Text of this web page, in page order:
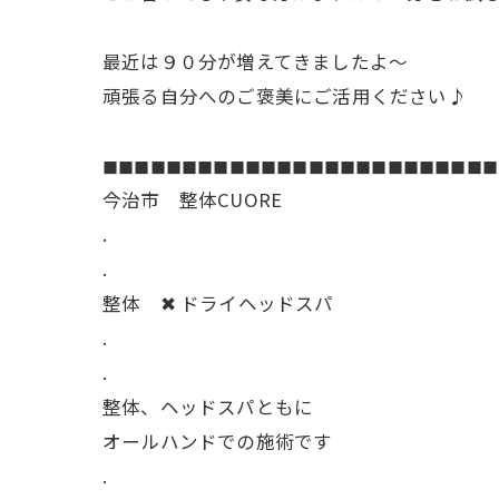
最近は９０分が増えてきましたよ〜
頑張る自分へのご褒美にご活用ください♪
今治市 整体CUORE
.
.
整体 ✖︎ ドライヘッドスパ
.
.
整体、ヘッドスパともに
オールハンドでの施術です
.